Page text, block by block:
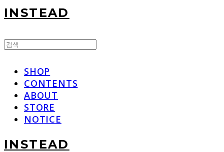
INSTEAD
SHOP
CONTENTS
ABOUT
STORE
NOTICE
INSTEAD